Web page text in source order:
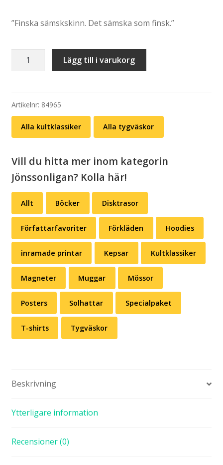
”Finska sämskskinn. Det sämska som finsk.”
Tygväska:
Sickan
mängd
Lägg till i varukorg
Artikelnr: 84965
Alla kultklassiker Alla tygväskor
Vill du hitta mer inom kategorin
Jönssonligan? Kolla här!
Allt Böcker Disktrasor
Författarfavoriter Förkläden Hoodies
inramade printar Kepsar Kultklassiker
Magneter Muggar Mössor
Posters Solhattar Specialpaket
T-shirts Tygväskor
Beskrivning
Ytterligare information
Recensioner (0)